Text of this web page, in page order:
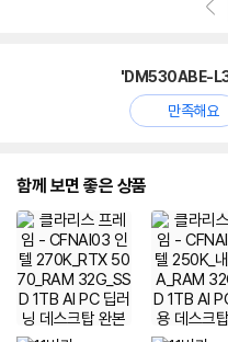
'DM530ABE-
만족해요
함께 보면 좋은 상품